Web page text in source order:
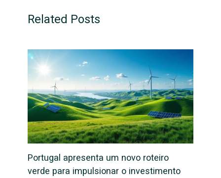
Related Posts
Portugal apresenta um novo roteiro
verde para impulsionar o investimento